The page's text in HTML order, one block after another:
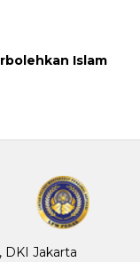
Islam
DKI Jakarta